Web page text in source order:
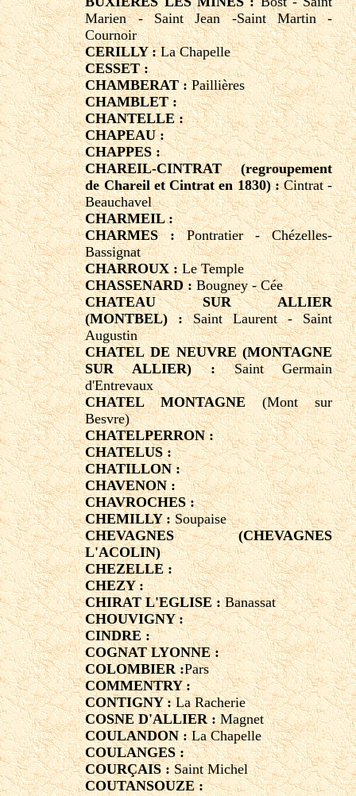
Marien - Saint Jean -Saint Martin -
Cournoir
CERILLY :La Chapelle
CESSET :
CHAMBERAT :Paillières
CHAMBLET :
CHANTELLE :
CHAPEAU :
CHAPPES :
CHAREIL-CINTRAT (regroupement
de Chareil et Cintrat en 1830) :Cintrat -
Beauchavel
CHARMEIL :
CHARMES :Pontratier - Chézelles-
Bassignat
CHARROUX :Le Temple
CHASSENARD :Bougney - Cée
CHATEAU SUR ALLIER
(MONTBEL) :Saint Laurent - Saint
Augustin
CHATEL DE NEUVRE (MONTAGNE
SUR ALLIER) :Saint Germain
d'Entrevaux
CHATEL MONTAGNE(Mont sur
Besvre)
CHATELPERRON :
CHATELUS :
CHATILLON :
CHAVENON :
CHAVROCHES :
CHEMILLY :Soupaise
CHEVAGNES (CHEVAGNES
L'ACOLIN)
CHEZELLE :
CHEZY :
CHIRAT L'EGLISE :Banassat
CHOUVIGNY :
CINDRE :
COGNAT LYONNE :
COLOMBIER :Pars
COMMENTRY :
CONTIGNY :La Racherie
COSNE D'ALLIER :Magnet
COULANDON :La Chapelle
COULANGES :
COURÇAIS :Saint Michel
COUTANSOUZE :